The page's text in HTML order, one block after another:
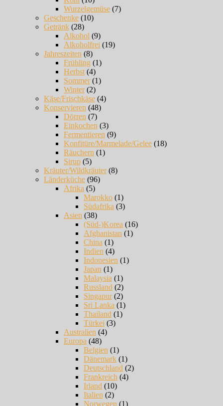
Wurzelgemüse (7)
Geschenke (10)
Getränk (28)
Alkohol (9)
Alkoholfrei (19)
Jahreszeiten (8)
Frühling (1)
Herbst (4)
Sommer(1)
Winter(2)
Käse/Frischkäse (4)
Konservieren (48)
Dörren (7)
Einkochen (3)
Fermentieren (9)
Konfitüre/Marmelade/Gelee (18)
Räuchern (1)
Sirup (5)
Kräuter/Wildkräuter(8)
Länderküche (96)
Afrika (5)
Marokko (1)
Südafrika (3)
Asien (38)
(Süd-)Korea (16)
Afghanistan (1)
China (1)
Indien (4)
Indonesien (1)
Japan (1)
Malaysia (1)
Russland (2)
Singapur(2)
Sri Lanka (1)
Thailand (1)
Türkei (3)
Australien (4)
Europa (48)
Belgien (1)
Dänemark (1)
Deutschland (2)
Frankreich (4)
Irland (10)
Italien (2)
Norwegen (1)